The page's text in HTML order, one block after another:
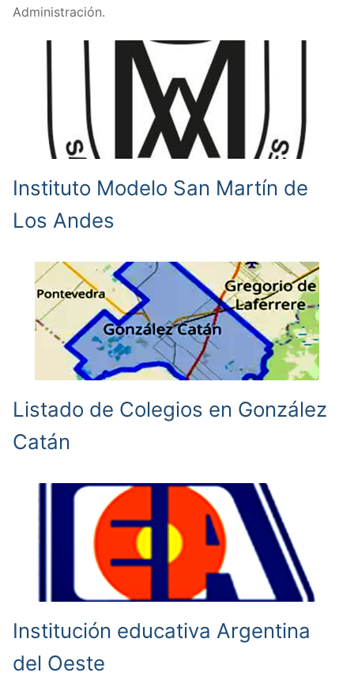
Administración.
Instituto Modelo San Martín de
Los Andes
Listado de Colegios en González
Catán
Institución educativa Argentina
del Oeste